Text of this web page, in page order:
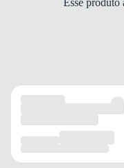
ACABAMENTO
AEROREADY
ELASTICIDADE
Média
Esse produto